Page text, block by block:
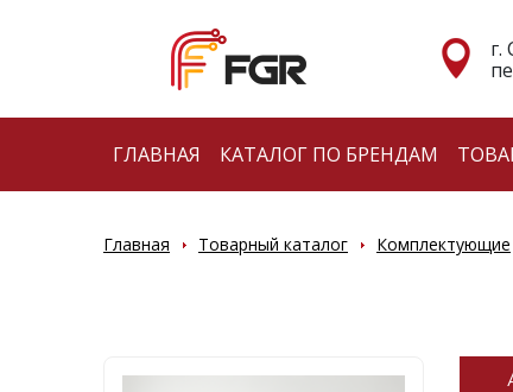
г.
ГЛАВНАЯ КАТАЛОГ ПО БРЕНДАМ
Главная Товарный каталог Комплектующие